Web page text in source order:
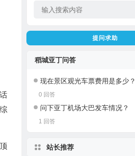
提问求助
稻城亚丁问答
现在景区观光车票费用是多少？
0 回答
问下亚丁机场大巴发车情况？
1 回答
站长推荐